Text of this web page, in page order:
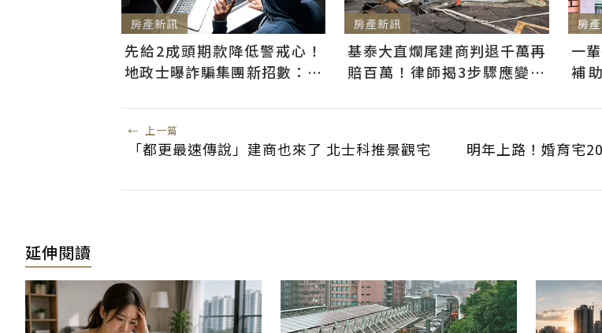
房產新訊
先給2成頭期款降低警戒心！
地政士曝詐騙集團新招數：偷
房產新訊
基泰大直爛尾建商判退千萬再
賠百萬！律師揭3步驟應變：
房
一
補
← 上一篇
「都更最速傳說」建商也來了 北士科推景觀宅
明年上路！婚育宅
延伸閱讀